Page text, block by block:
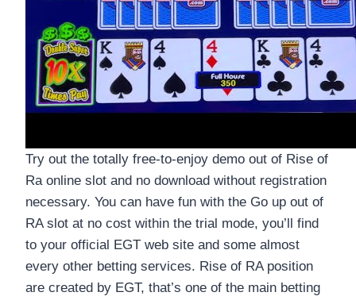
Try out the totally free-to-enjoy demo out of Rise of
Ra online slot and no download without registration
necessary. You can have fun with the Go up out of
RA slot at no cost within the trial mode, you’ll find
to your official EGT web site and some almost
every other betting services. Rise of RA position
are created by EGT, that’s one of the main betting